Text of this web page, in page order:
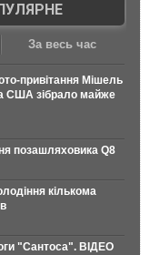
За весь час
привітання Мішель
США зібрало майже
позашляховика Q8
кількома
"Сантоса". ВІДЕО